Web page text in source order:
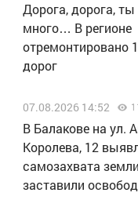
Дорога, дорога,
много… В регионе
отремонтировано
дорог
07.08.2026 14:52
В Балакове на ул.
Королева, 12
самозахвата
заставили